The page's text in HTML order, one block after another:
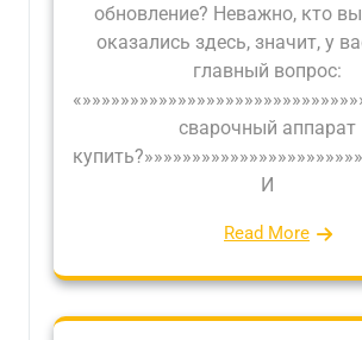
обновление? Неважно, кто
оказались здесь, значит, у
главный вопрос:
сварочный аппарат
И
Read More